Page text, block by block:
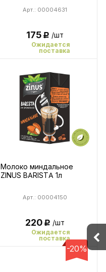
Арт.: 00004631
175Р /шт
Ожидается
поставка
Молоко миндальное
ZINUS BARISTA 1л
Арт.: 00004150
220Р /шт
Ожидается
поставка
-20%